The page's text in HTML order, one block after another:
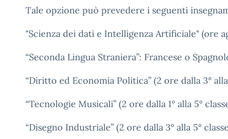
Tale opzione può prevedere i seguenti
"Scienza dei dati e Intelligenza Artificiale" (ore
“Seconda Lingua Straniera”: Francese o
“Diritto ed Economia Politica” (2 ore dalla 3° alla
“Tecnologie Musicali” (2 ore dalla 1° alla 5°
“Disegno Industriale” (2 ore dalla 3° alla 5°